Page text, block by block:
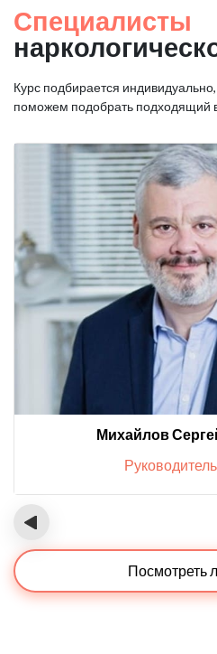
Специалисты
Курс подбирается
поможем подобрать подходящий
Михайлов
‹
Посмотреть